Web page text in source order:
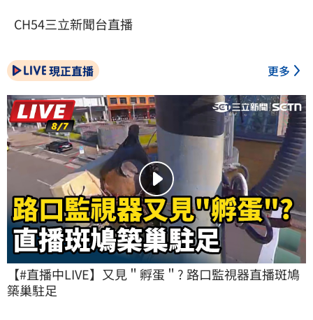
CH54三立新聞台直播
現正直播 更多
【#直播中LIVE】又見＂孵蛋＂? 路口監視器直播斑鳩
築巢駐足